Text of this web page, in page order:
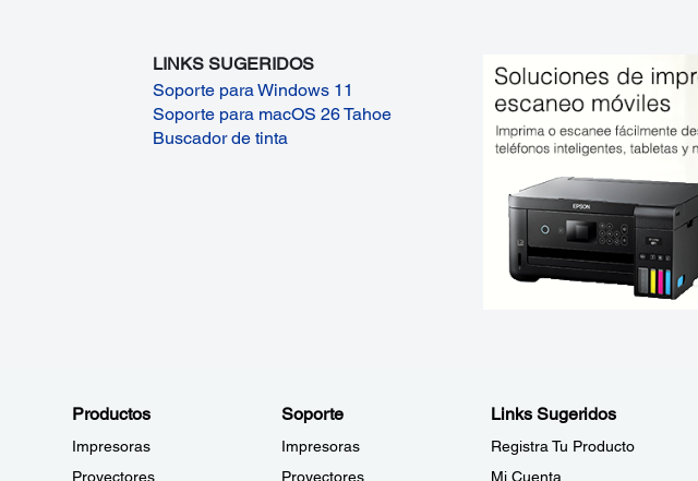
LINKS SUGERIDOS
Soporte para Windows 11
Soporte para macOS 26 Tahoe
Buscador de tinta
Productos
Impresoras
Proyectores
Soporte
Impresoras
Proyectores
Links Sugeridos
Registra Tu Producto
Mi Cuenta